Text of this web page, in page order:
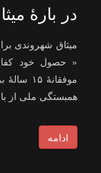
در بارۀ
میثاق شهروندی
« حصول خود
موفقانۀ
همبستگی ملی از
ادامه